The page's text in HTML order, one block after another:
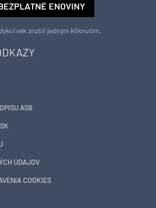
ASB
ÚDAJOV
COOKIES
ENOVINY
zrušiť jedným kliknutím.